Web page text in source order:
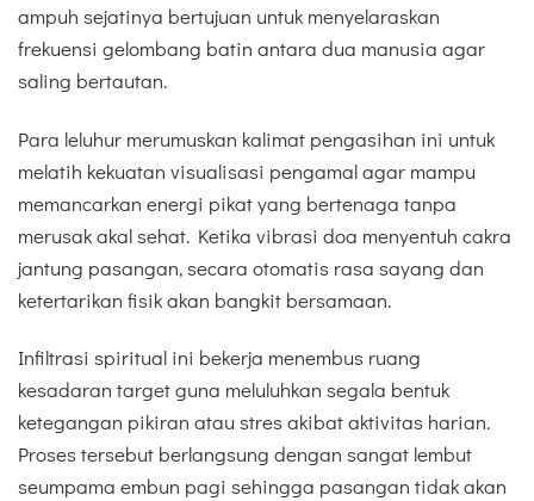
ampuh sejatinya bertujuan untuk menyelaraskan
frekuensi gelombang batin antara dua manusia agar
saling bertautan.
Para leluhur merumuskan kalimat pengasihan ini untuk
melatih kekuatan visualisasi pengamal agar mampu
memancarkan energi pikat yang bertenaga tanpa
merusak akal sehat. Ketika vibrasi doa menyentuh cakra
jantung pasangan, secara otomatis rasa sayang dan
ketertarikan fisik akan bangkit bersamaan.
Infiltrasi spiritual ini bekerja menembus ruang
kesadaran target guna meluluhkan segala bentuk
ketegangan pikiran atau stres akibat aktivitas harian.
Proses tersebut berlangsung dengan sangat lembut
seumpama embun pagi sehingga pasangan tidak akan